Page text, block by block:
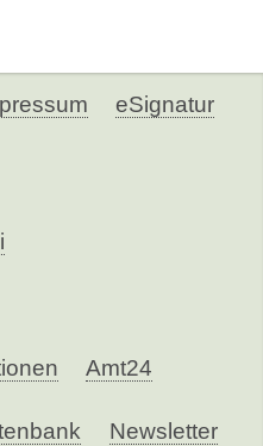
eSignatur
Amt24
Newsletter